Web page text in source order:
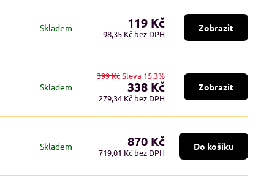
Skladem 119 Kč
98,35 Kč bez DPH
Zobrazit
Skladem 338 Kč
279,34 Kč bez DPH
399 KčSleva 15.3%
Zobrazit
Skladem 870 Kč
719,01 Kč bez DPH
Do košíku